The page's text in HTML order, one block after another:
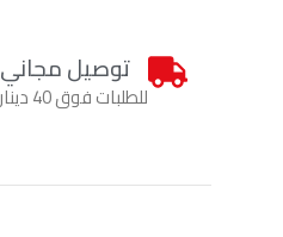
توصيل مجاني
للطلبات فوق 40 دينار داخل عمان